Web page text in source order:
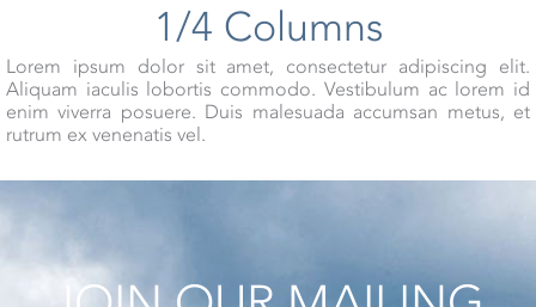
1/4 Columns
Lorem ipsum dolor sit amet, consectetur adipiscing elit.
Aliquam iaculis lobortis commodo. Vestibulum ac lorem id
enim viverra posuere. Duis malesuada accumsan metus, et
rutrum ex venenatis vel.